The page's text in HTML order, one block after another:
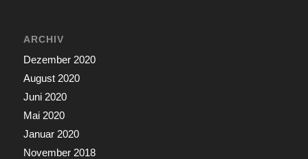
ARCHIV
Dezember 2020
August 2020
Juni 2020
Mai 2020
Januar 2020
November 2018